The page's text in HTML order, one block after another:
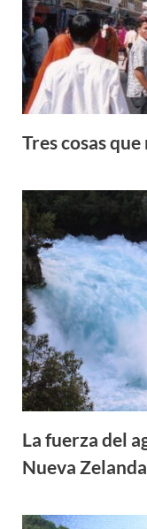
Tres cosas
La fuerza del
Nueva Zelanda